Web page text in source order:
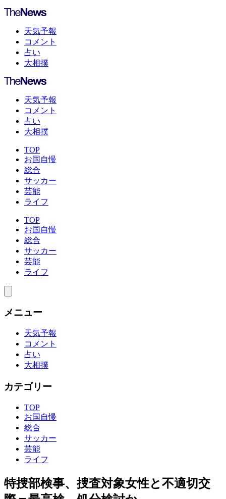
天気予報
コメント
占い
大相撲
天気予報
コメント
占い
大相撲
TOP
お国自慢
総合
サッカー
芸能
ライフ
TOP
お国自慢
総合
サッカー
芸能
ライフ
メニュー
天気予報
コメント
占い
大相撲
カテゴリー
TOP
お国自慢
総合
サッカー
芸能
ライフ
特捜部検事、捜査対象女性と不適切交